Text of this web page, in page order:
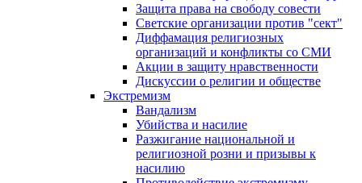
Защита права на свободу совести
Светские организации против "сект"
Диффамация религиозных
организаций и конфликты со СМИ
Акции в защиту нравственности
Дискуссии о религии и обществе
Экстремизм
Вандализм
Убийства и насилие
Разжигание национальной и
религиозной розни и призывы к
насилию